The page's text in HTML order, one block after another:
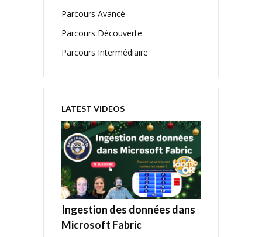
Parcours Avancé
Parcours Découverte
Parcours Intermédiaire
LATEST VIDEOS
Ingestion des données dans
Microsoft Fabric